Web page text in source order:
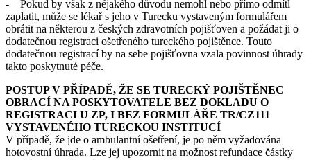
- Pokud by však z nějakého důvodu nemohl nebo přímo odmítl
zaplatit, může se lékař s jeho v Turecku vystaveným formulářem
obrátit na některou z českých zdravotních pojišťoven a požádat ji o
dodatečnou registraci ošetřeného tureckého pojištěnce. Touto
dodatečnou registrací by na sebe pojišťovna vzala povinnost úhrady
takto poskytnuté péče.
POSTUP V PŘÍPADĚ, ŽE SE TURECKÝ POJIŠTĚNEC
OBRACÍ NA POSKYTOVATELE BEZ DOKLADU O
REGISTRACI U ZP, I BEZ FORMULÁŘE TR/CZ111
VYSTAVENÉHO TURECKOU INSTITUCÍ
V případě, že jde o ambulantní ošetření, je po něm vyžadována
hotovostní úhrada. Lze jej upozornit na možnost refundace částky